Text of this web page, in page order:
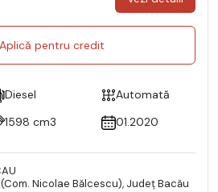
Aplică pentru credit
Diesel
Automată
1598 cm3 01.2020
Nicolae Bălcescu), Județ Bacău